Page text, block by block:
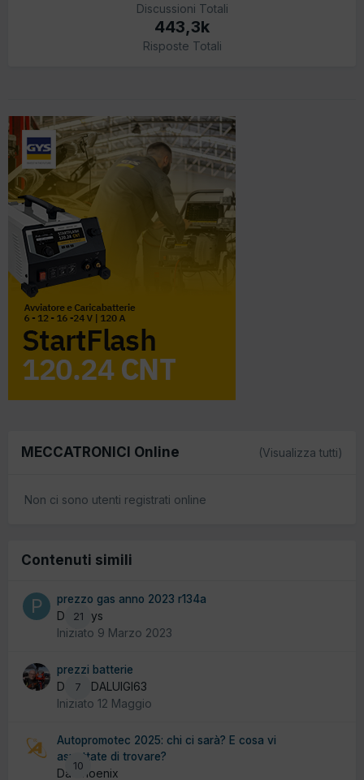
Discussioni Totali
443,3k
Risposte Totali
MECCATRONICI Online (Visualizza tutti)
Non ci sono utenti registrati online
Contenuti simili
21
prezzo gas anno 2023 r134a
Da plays
Iniziato 9 Marzo 2023
7
prezzi batterie
Da MEDALUIGI63
Iniziato 12 Maggio
10
Autopromotec 2025: chi ci sarà? E cosa vi
aspettate di trovare?
Da Phoenix